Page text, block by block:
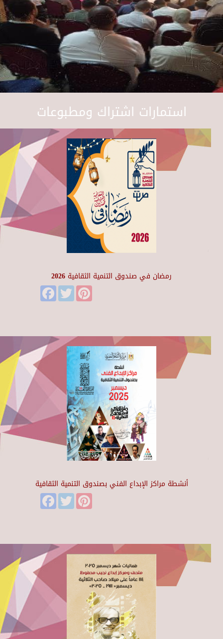
استمارات اشتراك ومطبوعات
رمضان في صندوق التنمية الثقافية 2026
FacebookTwitter
أنشطة مراكز الإبداع الفني بصندوق التنمية الثقافية
FacebookTwitter